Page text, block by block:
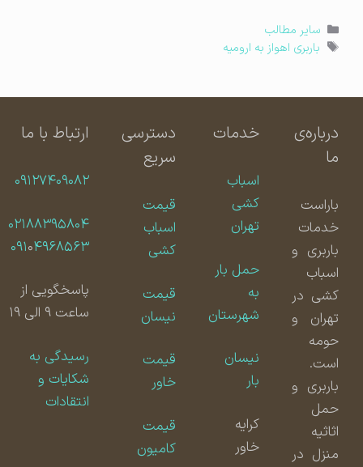
دسته‌ها
سایر مطالب
برچسب‌ها
باربری اهواز به ارومیه
درباره‌ی
باراست
خدمات
باربری و
اسباب
کشی در
تهران و
حومه
است.
باربری و
حمل
اثاثیه
منزل در
خدمات
اسباب
کشی
تهران
حمل بار
شهرستان
نیسان
دسترسی
سریع
قیمت
اسباب
کشی
قیمت
نیسان
قیمت
قیمت
کامیون
ارتباط با ما
۰۹۱۲۷۴۰۹۰۸۲
۰۲۱۸۸۳۹۵۸۰۴
۰۹۱۰۴۹۶۸۵۶۳
پاسخگویی از
ساعت ۹ الی ۱۹
رسیدگی به
شکایات و
انتقادات